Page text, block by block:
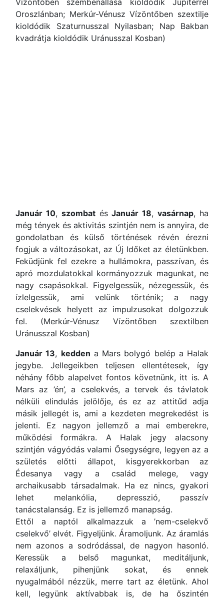
Vízöntőben szembenállása kioldódik Jupiterrel
Oroszlánban; Merkúr-Vénusz Vízöntőben szextilje
kioldódik Szaturnusszal Nyilasban; Nap Bakban
kvadrátja kioldódik Uránusszal Kosban)
Január 10, szombatésJanuár 18,vasárnap, ha
még tények és aktivitás szintjén nem is annyira, de
gondolatban és külső történések révén érezni
fogjuk a változásokat, az Új Időket az életünkben.
Feküdjünk fel ezekre a hullámokra, passzívan, és
apró mozdulatokkal kormányozzuk magunkat, ne
nagy csapásokkal. Figyelgessük, nézegessük, és
ízlelgessük, ami velünk történik; a nagy
cselekvések helyett az impulzusokat dolgozzuk
fel. (Merkúr-Vénusz Vízöntőben szextilben
Uránusszal Kosban)
Január 13, kedden a Mars bolygó belép a Halak
jegybe. Jellegeikben teljesen ellentétesek, így
néhány főbb alapelvet fontos követnünk, itt is. A
Mars az ’én’, a cselekvés, a tervek és távlatok
nélküli elindulás jelölője, és ez az attitűd adja
másik jellegét is, ami a kezdeten megrekedést is
jelenti. Ez nagyon jellemző a mai emberekre,
működési formákra. A Halak jegy alacsony
szintjén vágyódás valami Ősegységre, legyen az a
születés előtti állapot, kisgyerekkorban az
Édesanya vagy a család melege, vagy
archaikusabb társadalmak. Ha ez nincs, gyakori
lehet melankólia, depresszió, passzív
tanácstalanság. Ez is jellemző manapság.
Ettől a naptól alkalmazzuk a ’nem-cselekvő
cselekvő’ elvét. Figyeljünk. Áramoljunk. Az áramlás
nem azonos a sodródással, de nagyon hasonló.
Keressük a belső magunkat, meditáljunk,
relaxáljunk, pihenjünk sokat, és ennek
nyugalmából nézzük, merre tart az életünk. Ahol
kell, legyünk aktívabbak is, de ha őszintén